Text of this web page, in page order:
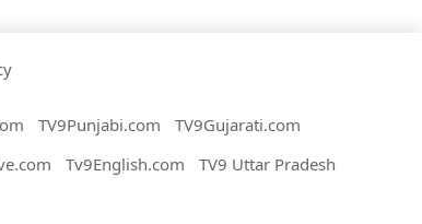
TV9Punjabi.com
TV9Gujarati.com
Tv9English.com
TV9 Uttar Pradesh